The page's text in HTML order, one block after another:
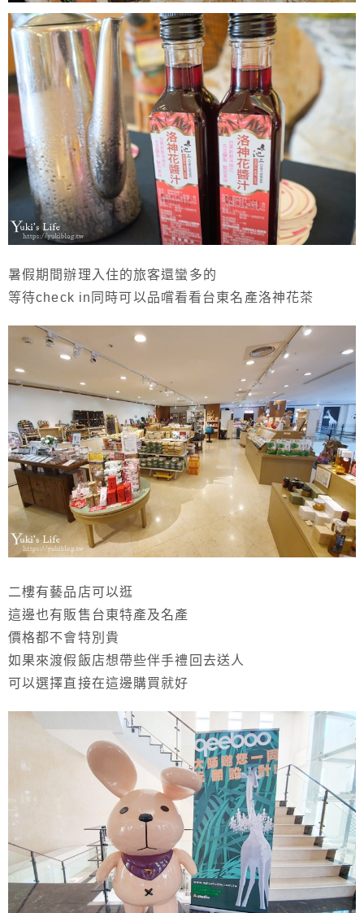
暑假期間辦理入住的旅客還蠻多的
等待check in同時可以品嚐看看台東名產洛神花茶
二樓有藝品店可以逛
這邊也有販售台東特產及名產
價格都不會特別貴
如果來渡假飯店想帶些伴手禮回去送人
可以選擇直接在這邊購買就好